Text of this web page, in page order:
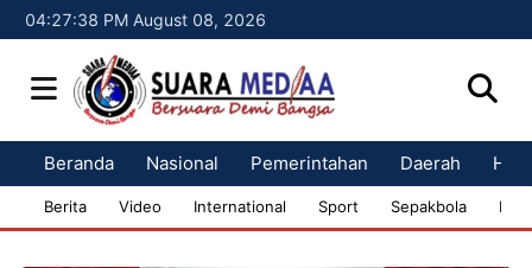
04:27:39 PM August 08, 2026
Beranda Nasional Pemerintahan Daerah
Berita Video International Sport Sepakbola